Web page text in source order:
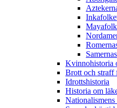
Kvinnohistoria
Brott och straff
Idrottshistoria
Historia om
Nationalismens